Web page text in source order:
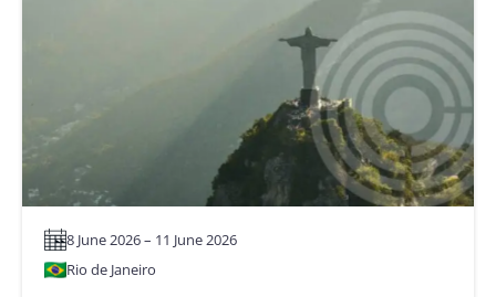
8 June 2026 – 11 June 2026
Rio de Janeiro